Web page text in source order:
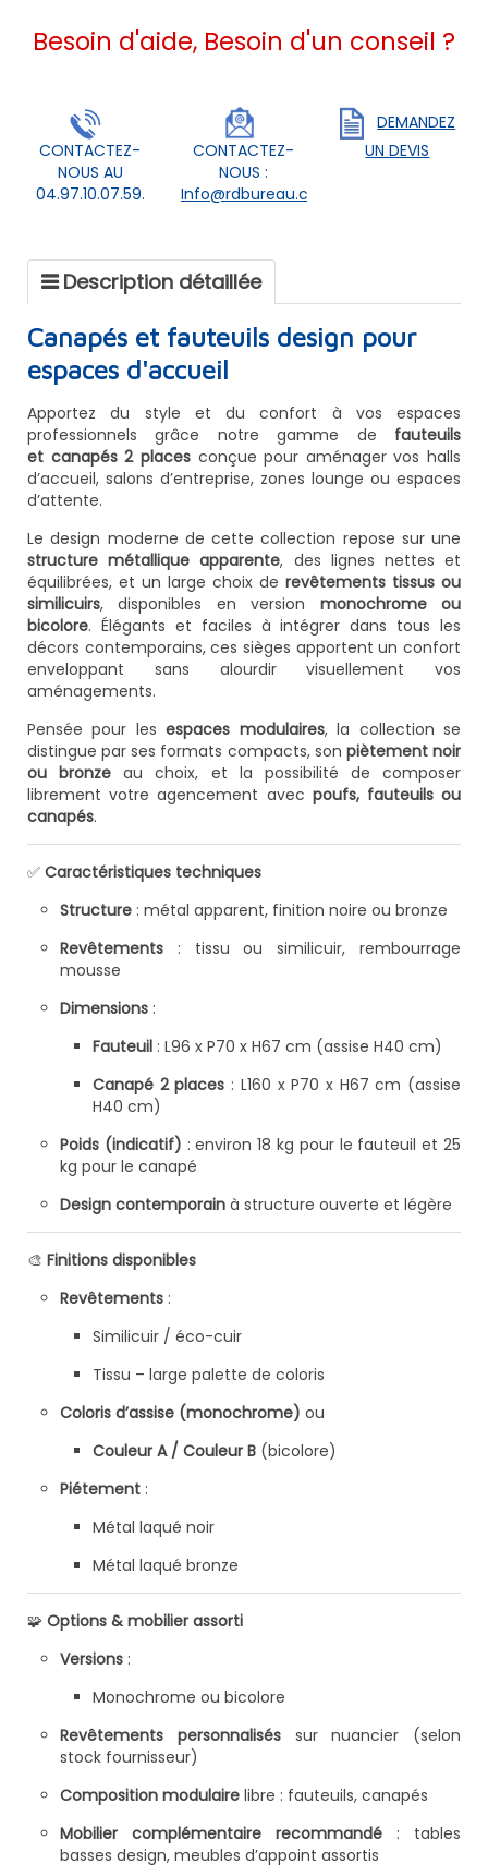
Besoin d'aide, Besoin d'un conseil ?
CONTACTEZ-
NOUS AU
04.97.10.07.59.
CONTACTEZ-
NOUS :
Info@rdbureau.com
DEMANDEZ
UN DEVIS
Description détaillée
Canapés et fauteuils design pour
espaces d'accueil
Apportez du style et du confort à vos espaces
professionnels grâce notre gamme de fauteuils
et canapés 2 placesconçue pour aménager vos halls
d’accueil, salons d’entreprise, zones lounge ou espaces
d’attente.
Le design moderne de cette collection repose sur une
structure métallique apparente, des lignes nettes et
équilibrées, et un large choix de revêtements tissus ou
similicuirs, disponibles en version monochrome ou
bicolore. Élégants et faciles à intégrer dans tous les
décors contemporains, ces sièges apportent un confort
enveloppant sans alourdir visuellement vos
aménagements.
Pensée pour lesespaces modulaires, la collection se
distingue par ses formats compacts, son piètement noir
ou bronze au choix, et la possibilité de composer
librement votre agencement avec poufs, fauteuils ou
canapés.
✅ Caractéristiques techniques
Structure : métal apparent, finition noire ou bronze
Revêtements : tissu ou similicuir, rembourrage
mousse
Dimensions :
Fauteuil : L96 x P70 x H67 cm (assise H40 cm)
Canapé 2 places : L160 x P70 x H67 cm (assise
H40 cm)
Poids (indicatif) : environ 18 kg pour le fauteuil et 25
kg pour le canapé
Design contemporain à structure ouverte et légère
🎨 Finitions disponibles
Revêtements :
Similicuir / éco-cuir
Tissu – large palette de coloris
Coloris d’assise (monochrome) ou
Couleur A / Couleur B (bicolore)
Piétement :
Métal laqué noir
Métal laqué bronze
🧩 Options & mobilier assorti
Versions :
Monochrome ou bicolore
Revêtements personnaliséssur nuancier (selon
stock fournisseur)
Composition modulaire libre : fauteuils, canapés
Mobilier complémentaire recommandé : tables
basses design, meubles d’appoint assortis